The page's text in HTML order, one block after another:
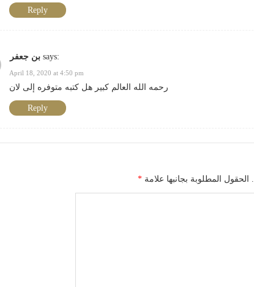
Reply
بن جعفر says:
April 18, 2020 at 4:50 pm
رحمه الله العالم كبير هل كتبه متوفره إلى لان
Reply
الحقول المطلوبة بجانبها علامة *